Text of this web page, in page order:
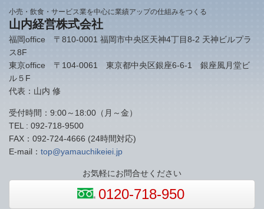
小売・飲食・サービス業を中心に業績アップの仕組みをつくる
山内経営株式会社
福岡office 〒810-0001 福岡市中央区天神4丁目8-2 天神ビルプラ
ス8F
東京office 〒104-0061 東京都中央区銀座6-6-1 銀座風月堂ビ
ル５F
代表：山内 修
受付時間：9:00～18:00（月～金）
TEL : 092-718-9500
FAX：092-724-4666 (24時間対応)
E-mail： top@yamauchikeiei.jp
お気軽にお問合せください
0120-718-950